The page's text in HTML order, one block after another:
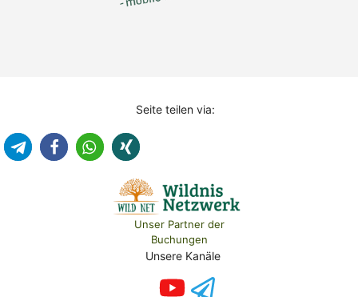
Seite teilen via:
Unser Partner der
Buchungen
Unsere Kanäle